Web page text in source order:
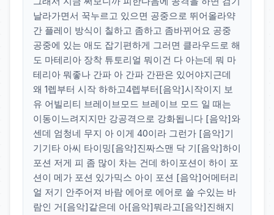
날라가면서 꾹누르고 있으면 공중으로 뛰어올라약
간 플레이 방식이 칠하고 좀하고 좀바뀌어요 공중
공중에 있는 애도 잡기편하게 그러면 클라우드로 해
도 마테리아 장착 튜토리얼 뭐이건 다 아는데 뭐 마
테리아 뭐좋나 간파 아 간파 간판은 있어야지근데
왜 1렙부터 시작 하하고4렙부터[음악]시작이지 보
유 어빌리티 브레이브모드 브레이브 모드 일 때는
이동이느려지지만 강공격으로 강화됩니다 [음악]와
센데 엄청네 무지 아 이게 40이라 그런가 [음악]기
기기타 아씨 타이밍[음악]진짜스맨 닥 기[음악]하이
포션 저게 피 좀 많이 차는 건데 하이포션이 하이 포
션이 메가 포션 있가믹스 아이 포션 [음악]어메터리
얼 저기 안주어져 바람 에어로 에어로 쓸 수있는 바
람인 거[음악]같은데 아[음악]뭐라고[음악]진해지